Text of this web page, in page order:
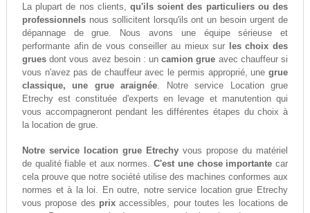
La plupart de nos clients, qu'ils soient des particuliers ou des
professionnelsnous sollicitent lorsqu'ils ont un besoin urgent de
dépannage de grue. Nous avons une équipe sérieuse et
performante afin de vous conseiller au mieux sur
les choix des
gruesdont vous avez besoin : uncamion grue avec chauffeur si
vous n'avez pas de chauffeur avec le permis approprié, unegrue
classique, une grue araignée. Notre service Location grue
Etrechy est constituée d'experts en levage et manutention qui
vous accompagneront pendant les différentes étapes du choix à
la location de grue.
Notre service location grue Etrechy vous propose du matériel
de qualité fiable et aux normes.C'est une chose importante car
cela prouve que notre société utilise des machines conformes aux
normes et à la loi. En outre, notre service location grue Etrechy
vous propose des prixaccessibles, pour toutes les locations de